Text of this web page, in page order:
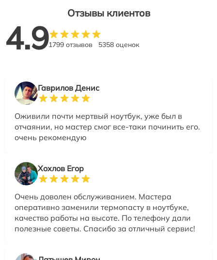
Отзывы клиентов
4.91799 отзывов 5358 оценок
Гаврилов Денис
Оживили почти мертвый ноутбук, уже был в
отчаянии, но мастер смог все-таки починить его.
очень рекомендую
Хохлов Егор
Очень доволен обслуживанием. Мастера
оперативно заменили термопасту в ноутбуке,
качество работы на высоте. По телефону дали
полезные советы. Спасибо за отличный сервис!